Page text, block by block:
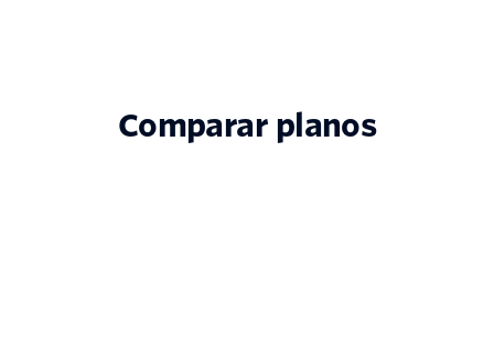
Comparar planos